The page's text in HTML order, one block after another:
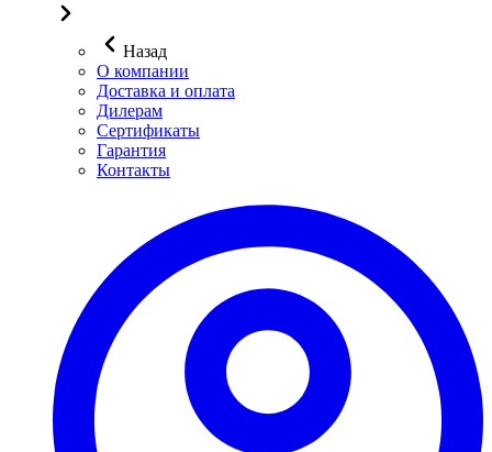
Назад
О компании
Доставка и оплата
Дилерам
Сертификаты
Гарантия
Контакты